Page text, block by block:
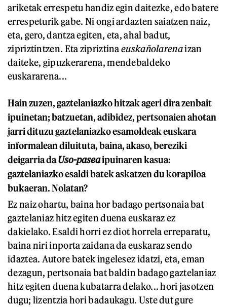
ariketak errespetu handiz egin daitezke, edo batere
errespeturik gabe. Ni ongi ardazten saiatzen naiz,
eta, gero, dantza egiten, eta, ahal badut,
zipriztintzen. Eta zipriztinaeuskañolarenaizan
daiteke, gipuzkerarena, mendebaldeko
euskararena...
Hain zuzen, gaztelaniazko hitzak ageri dira zenbait
ipuinetan; batzuetan, adibidez, pertsonaien ahotan
jarri dituzu gaztelaniazko esamoldeak euskara
informalean diluituta, baina, akaso, bereziki
deigarria daUso-paseaipuinaren kasua:
gaztelaniazko esaldi batek askatzen du korapiloa
bukaeran. Nolatan?
Ez naiz ohartu, baina hor badago pertsonaia bat
gaztelaniaz hitz egiten duena euskaraz ez
dakielako. Esaldi horri ez diot horrela erreparatu,
baina niri inporta zaidana da euskaraz sendo
idaztea. Autore batek ingelesez idatzi, eta, eman
dezagun, pertsonaia bat baldin badago gaztelaniaz
hitz egiten duena kubatarra delako... hori jasotzen
dugu; lizentzia hori badaukagu. Uste dut gure